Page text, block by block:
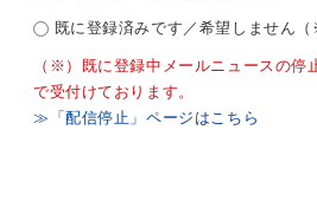
既に登録済みです／希望しません（
（※）既に登録中メールニュースの停
で受付けております。
≫「配信停止」ページはこちら